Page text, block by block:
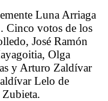
Luna Arriaga
Cinco votos de los
José Ramón
Olga
y Arturo Zaldívar
Lelo de